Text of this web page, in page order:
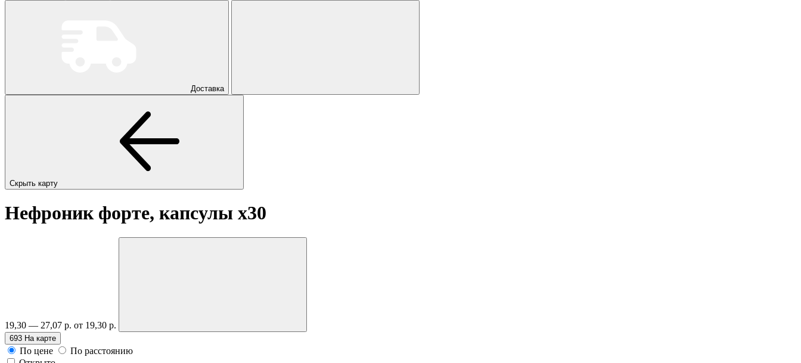
Доставка
Скрыть карту
Нефроник форте, капсулы x30
19,30 — 27,07 р. от 19,30 р.
693 На карте
По цене
По расстоянию